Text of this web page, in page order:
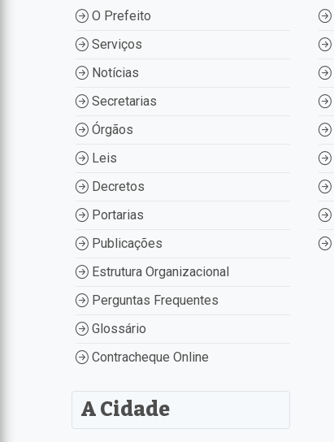
O Prefeito
Serviços
Notícias
Secretarias
Órgãos
Leis
Decretos
Portarias
Publicações
Estrutura Organizacional
Perguntas Frequentes
Glossário
Contracheque Online
A Cidade